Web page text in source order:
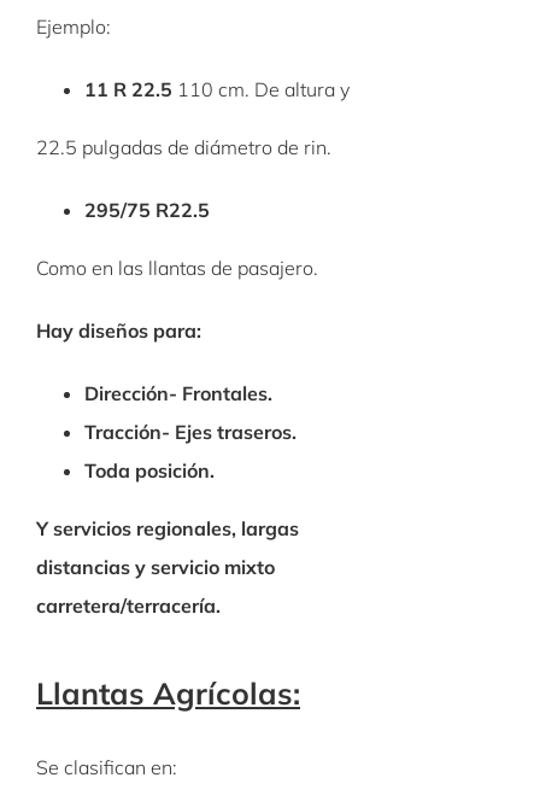
Ejemplo:
11 R 22.5 110 cm. De altura y
22.5 pulgadas de diámetro de rin.
295/75 R22.5
Como en las llantas de pasajero.
Hay diseños para:
Dirección- Frontales.
Tracción- Ejes traseros.
Toda posición.
Y servicios regionales, largas
distancias y servicio mixto
carretera/terracería.
Llantas Agrícolas:
Se clasifican en: